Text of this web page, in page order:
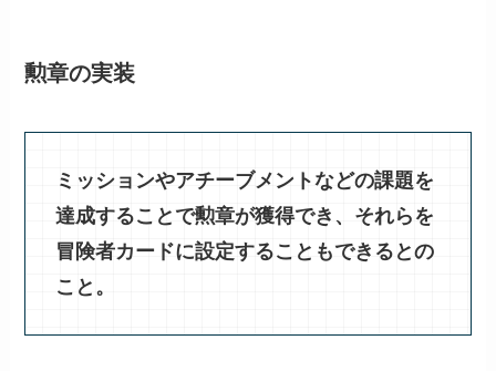
勲章の実装
ミッションやアチーブメントなどの課題を
達成することで勲章が獲得でき、それらを
冒険者カードに設定することもできるとの
こと。